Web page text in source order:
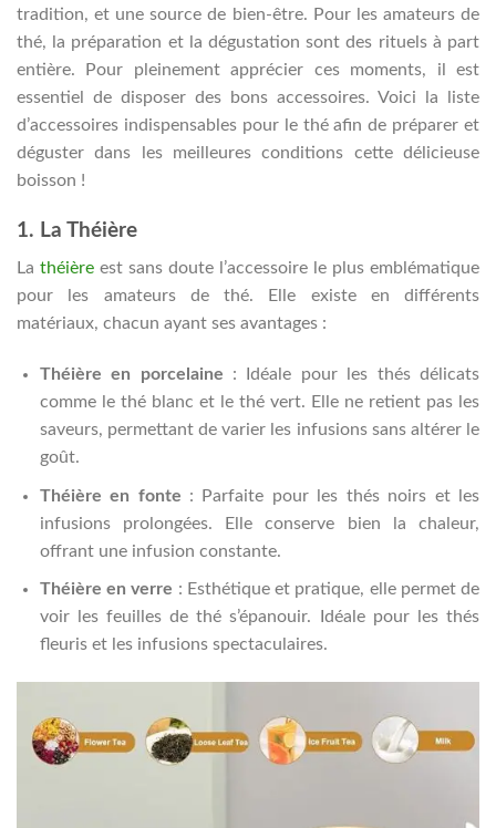
tradition, et une source de bien-être. Pour les amateurs de
thé, la préparation et la dégustation sont des rituels à part
entière. Pour pleinement apprécier ces moments, il est
essentiel de disposer des bons accessoires. Voici la liste
d’accessoires indispensables pour le thé afin de préparer et
déguster dans les meilleures conditions cette délicieuse
boisson !
1. La Théière
La théière est sans doute l’accessoire le plus emblématique
pour les amateurs de thé. Elle existe en différents
matériaux, chacun ayant ses avantages :
Théière en porcelaine : Idéale pour les thés délicats
comme le thé blanc et le thé vert. Elle ne retient pas les
saveurs, permettant de varier les infusions sans altérer le
goût.
Théière en fonte : Parfaite pour les thés noirs et les
infusions prolongées. Elle conserve bien la chaleur,
offrant une infusion constante.
Théière en verre : Esthétique et pratique, elle permet de
voir les feuilles de thé s’épanouir. Idéale pour les thés
fleuris et les infusions spectaculaires.